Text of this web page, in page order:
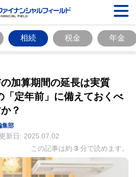
相続 税金 年金
加算期間の延長は実質
「定年前」に備えておくべ
？
集部
更新日: 2025.07.02
この記事は約 3 分で読めます。